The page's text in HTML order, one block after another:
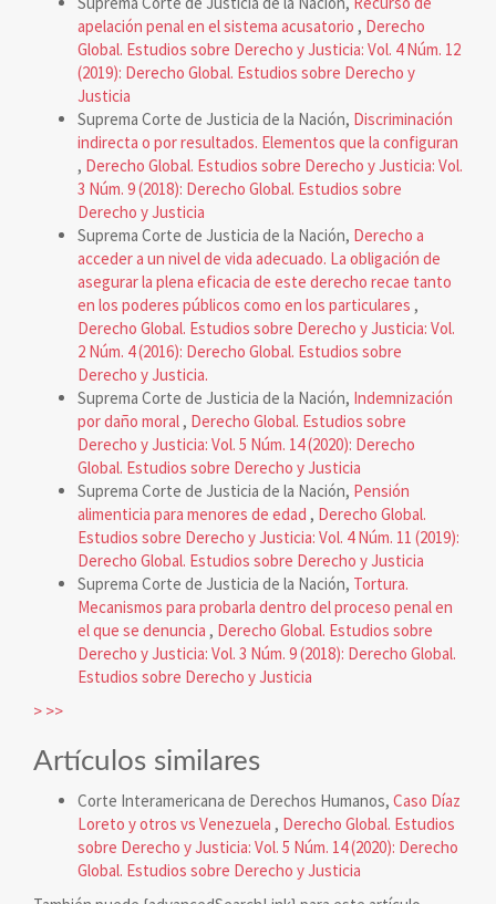
apelación penal en el sistema acusatorio , Derecho
Global. Estudios sobre Derecho y Justicia: Vol. 4 Núm. 12
(2019): Derecho Global. Estudios sobre Derecho y
Justicia
Suprema Corte de Justicia de la Nación, Discriminación
indirecta o por resultados. Elementos que la configuran
, Derecho Global. Estudios sobre Derecho y Justicia: Vol.
3 Núm. 9 (2018): Derecho Global. Estudios sobre
Derecho y Justicia
Suprema Corte de Justicia de la Nación, Derecho a
acceder a un nivel de vida adecuado. La obligación de
asegurar la plena eficacia de este derecho recae tanto
en los poderes públicos como en los particulares ,
Derecho Global. Estudios sobre Derecho y Justicia: Vol.
2 Núm. 4 (2016): Derecho Global. Estudios sobre
Derecho y Justicia.
Suprema Corte de Justicia de la Nación, Indemnización
por daño moral , Derecho Global. Estudios sobre
Derecho y Justicia: Vol. 5 Núm. 14 (2020): Derecho
Global. Estudios sobre Derecho y Justicia
Suprema Corte de Justicia de la Nación, Pensión
alimenticia para menores de edad , Derecho Global.
Estudios sobre Derecho y Justicia: Vol. 4 Núm. 11 (2019):
Derecho Global. Estudios sobre Derecho y Justicia
Suprema Corte de Justicia de la Nación, Tortura.
Mecanismos para probarla dentro del proceso penal en
el que se denuncia , Derecho Global. Estudios sobre
Derecho y Justicia: Vol. 3 Núm. 9 (2018): Derecho Global.
Estudios sobre Derecho y Justicia
> >>
Artículos similares
Corte Interamericana de Derechos Humanos, Caso Díaz
Loreto y otros vs Venezuela , Derecho Global. Estudios
sobre Derecho y Justicia: Vol. 5 Núm. 14 (2020): Derecho
Global. Estudios sobre Derecho y Justicia